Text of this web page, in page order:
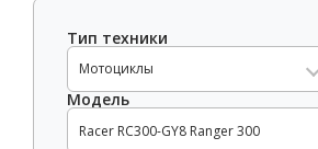
Тип техники
Мотоциклы
Модель